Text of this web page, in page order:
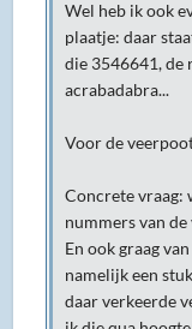
Wel heb ik ook
plaatje: daar
die 3546641, de
acrabadabra...
Voor de
Concrete vraag:
nummers van de
En ook graag
namelijk een
daar verkeerde